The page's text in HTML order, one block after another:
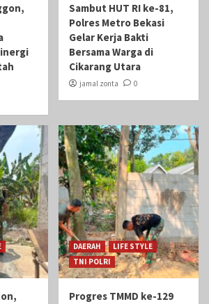
Sambut HUT RI ke-81,
Polres Metro Bekasi
Gelar Kerja Bakti
Bersama Warga di
Cikarang Utara
jamal zonta 0
DAERAH
LIFE STYLE
TNI POLRI
Progres TMMD ke-129